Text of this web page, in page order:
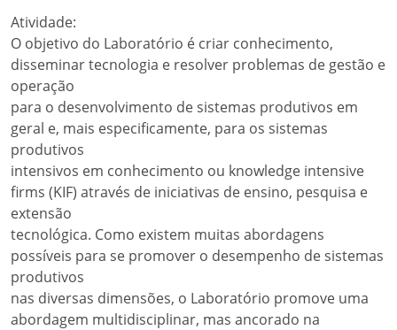
Atividade:
O objetivo do Laboratório é criar conhecimento,
disseminar tecnologia e resolver problemas de gestão e
operação
para o desenvolvimento de sistemas produtivos em
geral e, mais especificamente, para os sistemas
produtivos
intensivos em conhecimento ou knowledge intensive
firms (KIF) através de iniciativas de ensino, pesquisa e
extensão
tecnológica. Como existem muitas abordagens
possíveis para se promover o desempenho de sistemas
produtivos
nas diversas dimensões, o Laboratório promove uma
abordagem multidisciplinar, mas ancorado na